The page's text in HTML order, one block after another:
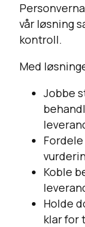
vår løsning
kontroll.
Med
Jobbe
Koble
Holde
klar for